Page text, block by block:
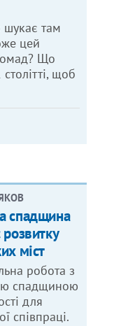
шукає там
цей
Що
щоб
спадщина
міст
робота з
спадщиною
для
співпраці.